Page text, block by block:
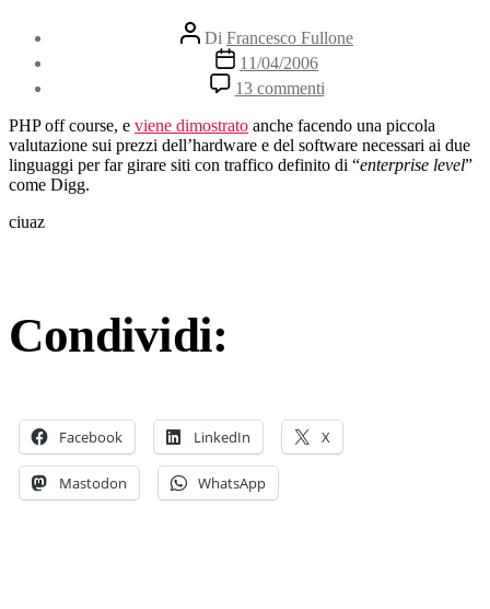
Autore
articolo
Di Francesco Fullone
Data
dell'articolo
11/04/2006
13 commentisu
PHP
vs
Java
chi
PHP off course, e viene dimostrato anche facendo una piccola
valutazione sui prezzi dell’hardware e del software necessari ai due
linguaggi per far girare siti con traffico definito di “enterprise level”
come Digg.
ciuaz
Condividi:
Facebook LinkedIn X
Mastodon WhatsApp